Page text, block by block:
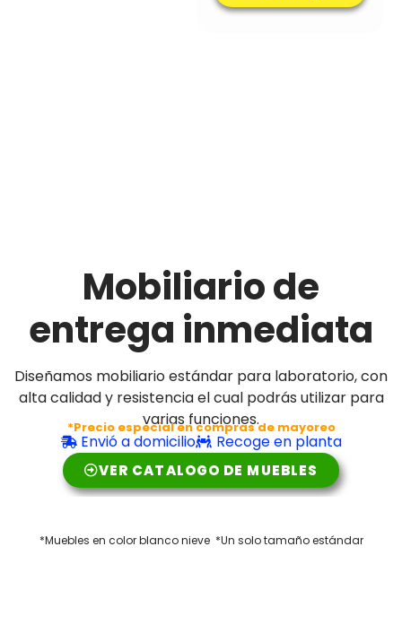
Mobiliario de
entrega inmediata
Diseñamos mobiliario estándar para laboratorio, con
alta calidad y resistencia el cual podrás utilizar para
varias funciones.
*Precio especial en compras de mayoreo
Envió a domicilio Recoge en planta
VER CATALOGO DE MUEBLES
*Muebles en color blanco nieve *Un solo tamaño estándar